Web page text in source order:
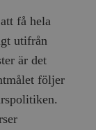
få hela
utifrån
är det
följer